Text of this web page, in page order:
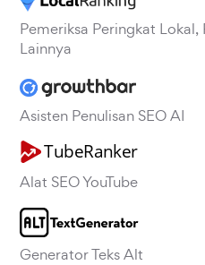
Pemeriksa Peringkat Lokal,
Lainnya
Asisten Penulisan SEO AI
Alat SEO YouTube
Generator Teks Alt